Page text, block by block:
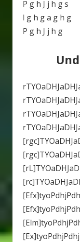
P g h J j h g s
l g h g a g h g
P g h J j h g